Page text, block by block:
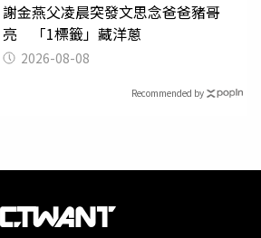
謝金燕父凌晨突發文思念爸爸豬哥
亮 「1標籤」藏洋蔥
2026-08-08
Recommended by